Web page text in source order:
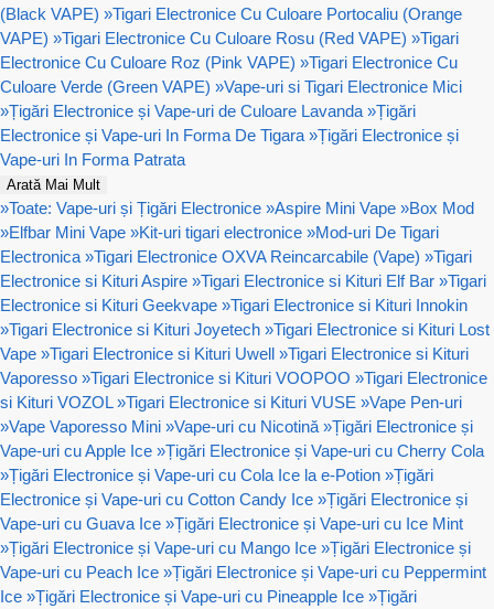
(Black VAPE) »Tigari Electronice Cu Culoare Portocaliu (Orange
VAPE) »Tigari Electronice Cu Culoare Rosu (Red VAPE) »Tigari
Electronice Cu Culoare Roz (Pink VAPE) »Tigari Electronice Cu
Culoare Verde (Green VAPE) »Vape-uri si Tigari Electronice Mici
»Țigări Electronice și Vape-uri de Culoare Lavanda »Țigări
Electronice și Vape-uri In Forma De Tigara »Țigări Electronice și
Vape-uri In Forma Patrata
Arată Mai Mult
»Toate: Vape-uri și Țigări Electronice »Aspire Mini Vape »Box Mod
»Elfbar Mini Vape »Kit-uri tigari electronice »Mod-uri De Tigari
Electronica »Tigari Electronice OXVA Reincarcabile (Vape) »Tigari
Electronice si Kituri Aspire »Tigari Electronice si Kituri Elf Bar »Tigari
Electronice si Kituri Geekvape »Tigari Electronice si Kituri Innokin
»Tigari Electronice si Kituri Joyetech »Tigari Electronice si Kituri Lost
Vape »Tigari Electronice si Kituri Uwell »Tigari Electronice si Kituri
Vaporesso »Tigari Electronice si Kituri VOOPOO »Tigari Electronice
si Kituri VOZOL »Tigari Electronice si Kituri VUSE »Vape Pen-uri
»Vape Vaporesso Mini »Vape-uri cu Nicotină »Țigări Electronice și
Vape-uri cu Apple Ice »Țigări Electronice și Vape-uri cu Cherry Cola
»Țigări Electronice și Vape-uri cu Cola Ice la e-Potion »Țigări
Electronice și Vape-uri cu Cotton Candy Ice »Țigări Electronice și
Vape-uri cu Guava Ice »Țigări Electronice și Vape-uri cu Ice Mint
»Țigări Electronice și Vape-uri cu Mango Ice »Țigări Electronice și
Vape-uri cu Peach Ice »Țigări Electronice și Vape-uri cu Peppermint
Ice »Țigări Electronice și Vape-uri cu Pineapple Ice »Țigări